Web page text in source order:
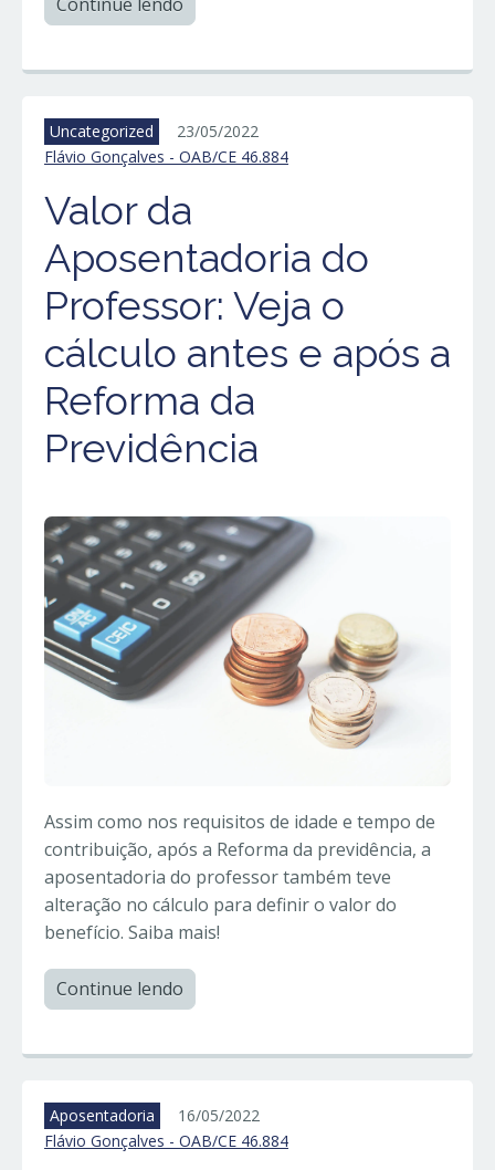
Continue lendo
Uncategorized
23/05/2022
Flávio Gonçalves - OAB/CE 46.884
Valor da
Aposentadoria do
Professor: Veja o
cálculo antes e após a
Reforma da
Previdência
Assim como nos requisitos de idade e tempo de
contribuição, após a Reforma da previdência, a
aposentadoria do professor também teve
alteração no cálculo para definir o valor do
benefício. Saiba mais!
Continue lendo
Aposentadoria
16/05/2022
Flávio Gonçalves - OAB/CE 46.884